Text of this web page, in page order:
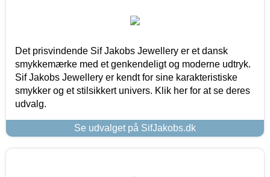
Det prisvindende Sif Jakobs Jewellery er et dansk
smykkemærke med et genkendeligt og moderne udtryk.
Sif Jakobs Jewellery er kendt for sine karakteristiske
smykker og et stilsikkert univers. Klik her for at se deres
udvalg.
Se udvalget på SifJakobs.dk